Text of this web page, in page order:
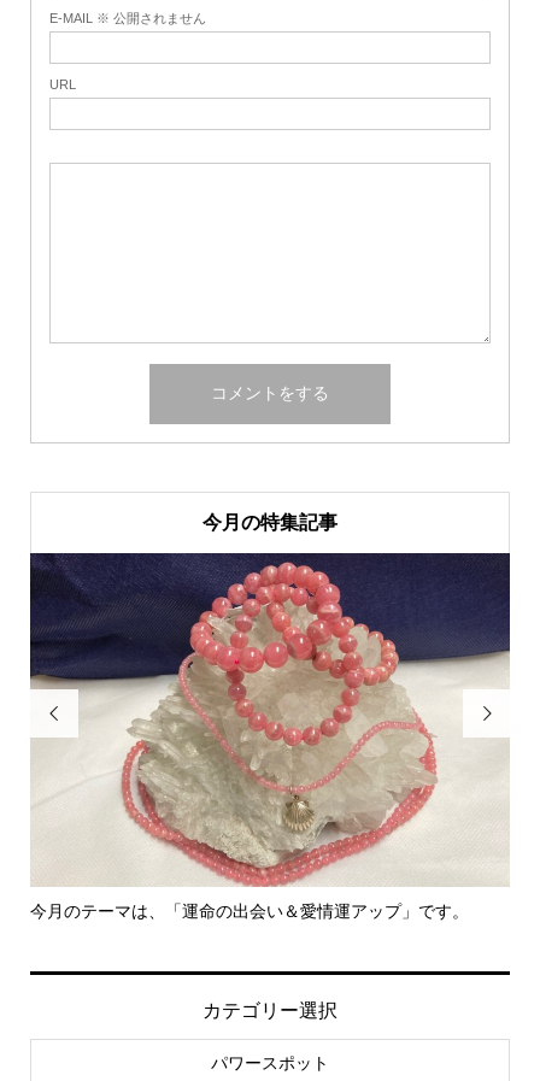
E-MAIL ※ 公開されません
URL
今月の特集記事

愛情運アップ」です。 里親さん募集中！

カテゴリー選択
パワースポット